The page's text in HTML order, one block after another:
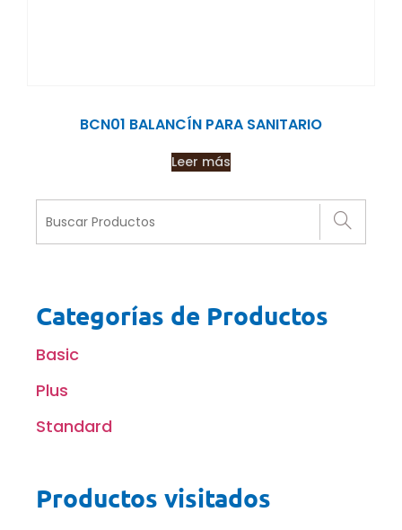
BCN01 BALANCÍN PARA SANITARIO
Leer más
Categorías de Productos
Basic
Plus
Standard
Productos visitados